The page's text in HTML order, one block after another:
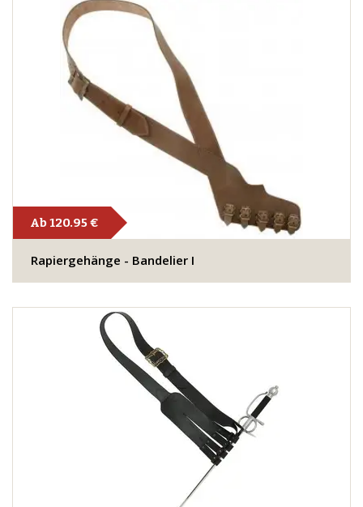
Ab 120.95 €
Rapiergehänge - Bandelier I